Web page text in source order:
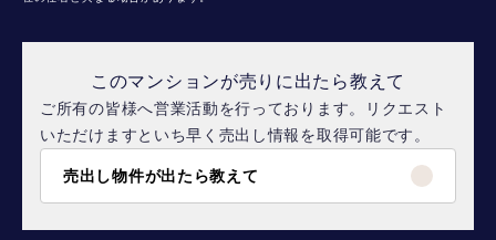
このマンションが売りに出たら教えて
ご所有の皆様へ営業活動を行っております。リクエスト
いただけますといち早く売出し情報を取得可能です。
売出し物件が出たら教えて